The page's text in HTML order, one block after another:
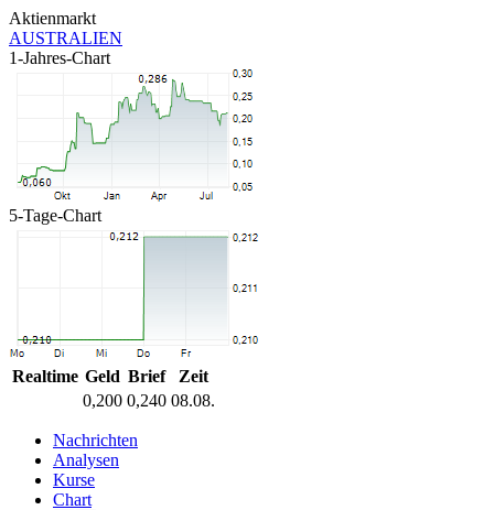
Aktienmarkt
AUSTRALIEN
1-Jahres-Chart
5-Tage-Chart
Realtime Geld Brief
Zeit
0,200 0,240 08.08.
Nachrichten
Analysen
Kurse
Chart